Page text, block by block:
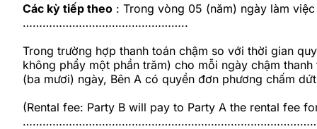
Các kỳ tiếp theo : Trong vòng 05 (năm) ngày làm
…………………………………………..
Trong trường hợp thanh toán chậm so với thời gian
không phẩy một phần trăm) cho mỗi ngày chậm
(ba mươi) ngày, Bên A có quyền đơn phương chấm
(Rental fee: Party B will pay to Party A the rental fee